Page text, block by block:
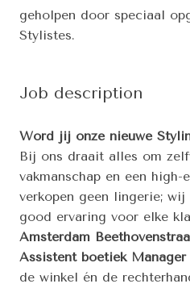
geholpen door speciaal
Stylistes.
Job description
Word jij onze nieuwe
Bij ons draait alles om
vakmanschap en een high-
verkopen geen lingerie;
good ervaring voor elke
Amsterdam
Assistent boetiek Manager
de winkel én de